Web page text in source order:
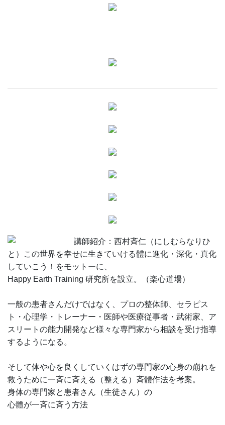
講師紹介：西村斉仁（にしむらなりひ
と）この世界を幸せに生きていける體に進化・深化・真化
していこう！をモットーに、
Happy Earth Training 研究所を設立。（楽心道場）
一般の患者さんだけではなく、プロの整体師、セラピス
ト・心理学・トレーナー・医師や医療従事者・武術家、ア
スリートの能力開発など様々な専門家から相談を受け指導
するようになる。
そして体や心を良くしていくはずの専門家の心身の崩れを
救うために一斉に斉える（整える）斉體作法を考案。
身体の専門家と患者さん（生徒さん）の
心體が一斉に斉う方法